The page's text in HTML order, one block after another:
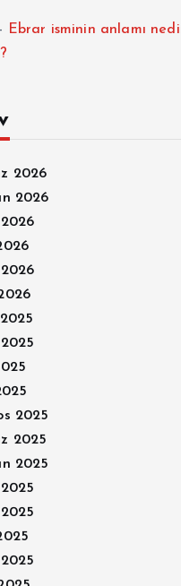
-
Ebrar isminin anlamı
2026
2026
2025
2025
2025
2025
2025